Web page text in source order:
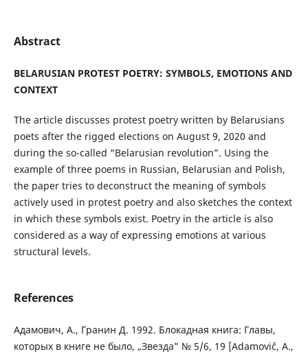
Abstract
BELARUSIAN PROTEST POETRY: SYMBOLS, EMOTIONS AND
CONTEXT
The article discusses protest poetry written by Belarusians
poets after the rigged elections on August 9, 2020 and
during the so-called “Belarusian revolution”. Using the
example of three poems in Russian, Belarusian and Polish,
the paper tries to deconstruct the meaning of symbols
actively used in protest poetry and also sketches the context
in which these symbols exist. Poetry in the article is also
considered as a way of expressing emotions at various
structural levels.
References
Адамович, А., Гранин Д. 1992. Блокадная книга: Главы,
которых в книге не было, „Звезда” № 5/6, 19 [Adamovič, A.,